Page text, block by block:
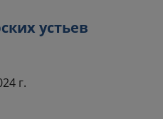
устьев
г.